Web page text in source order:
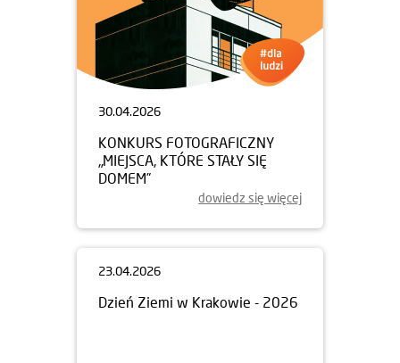
30.04.2026
KONKURS FOTOGRAFICZNY
„MIEJSCA, KTÓRE STAŁY SIĘ
DOMEM”
dowiedz się więcej